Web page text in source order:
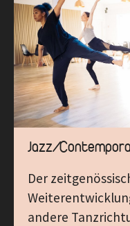
Jazz/
Der
andere